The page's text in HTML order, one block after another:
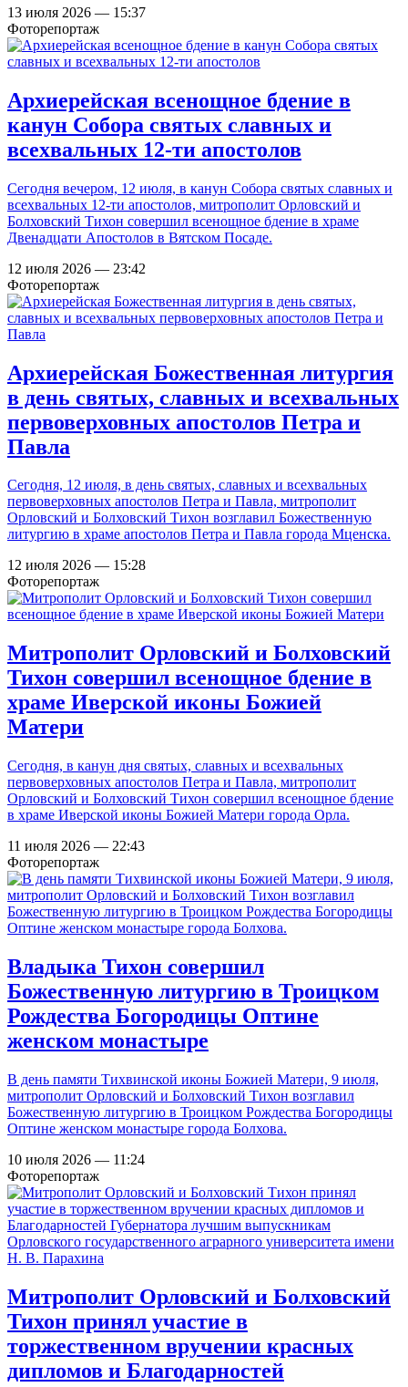
13 июля 2026 — 15:37
Фоторепортаж
Архиерейская всенощное бдение в
канун Собора святых славных и
всехвальных 12-ти апостолов
Сегодня вечером, 12 июля, в канун Собора святых славных и
всехвальных 12-ти апостолов, митрополит Орловский и
Болховский Тихон совершил всенощное бдение в храме
Двенадцати Апостолов в Вятском Посаде.
12 июля 2026 — 23:42
Фоторепортаж
Архиерейская Божественная литургия
в день святых, славных и всехвальных
первоверховных апостолов Петра и
Павла
Сегодня, 12 июля, в день святых, славных и всехвальных
первоверховных апостолов Петра и Павла, митрополит
Орловский и Болховский Тихон возглавил Божественную
литургию в храме апостолов Петра и Павла города Мценска.
12 июля 2026 — 15:28
Фоторепортаж
Митрополит Орловский и Болховский
Тихон совершил всенощное бдение в
храме Иверской иконы Божией
Матери
Сегодня, в канун дня святых, славных и всехвальных
первоверховных апостолов Петра и Павла, митрополит
Орловский и Болховский Тихон совершил всенощное бдение
в храме Иверской иконы Божией Матери города Орла.
11 июля 2026 — 22:43
Фоторепортаж
Владыка Тихон совершил
Божественную литургию в Троицком
Рождества Богородицы Оптине
женском монастыре
В день памяти Тихвинской иконы Божией Матери, 9 июля,
митрополит Орловский и Болховский Тихон возглавил
Божественную литургию в Троицком Рождества Богородицы
Оптине женском монастыре города Болхова.
10 июля 2026 — 11:24
Фоторепортаж
Митрополит Орловский и Болховский
Тихон принял участие в
торжественном вручении красных
дипломов и Благодарностей